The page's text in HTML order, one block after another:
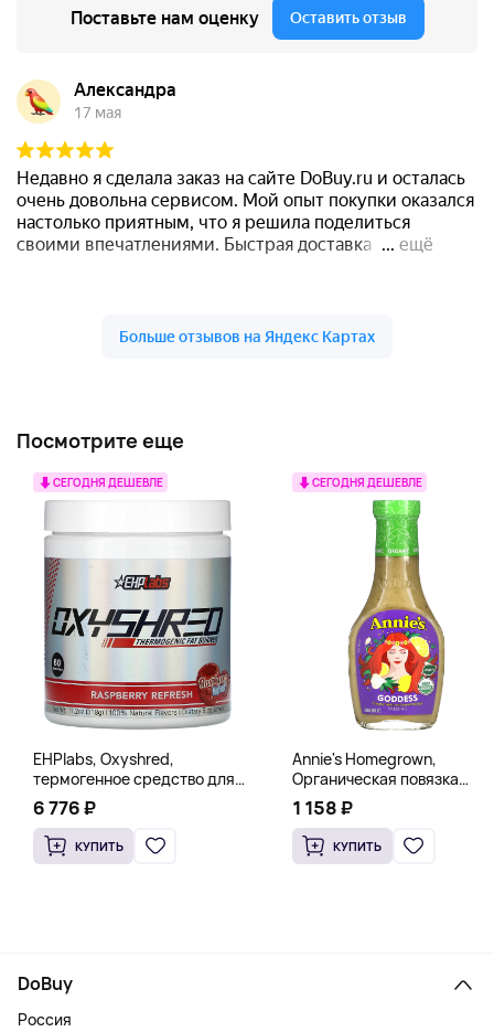
Посмотрите еще
СЕГОДНЯ ДЕШЕВЛЕ
EHPlabs, Oxyshred,
термогенное средство для
сжигания жира, малиновое
освежение, 318 г (11,2 унции)
6 776 ₽
КУПИТЬ
СЕГОДНЯ ДЕШЕВЛЕ
Annie's Homegrown,
Органическая повязка
«Богиня», 236 мл (8 жидк.
унц.)
1 158 ₽
КУПИТЬ
DoBuy
Россия